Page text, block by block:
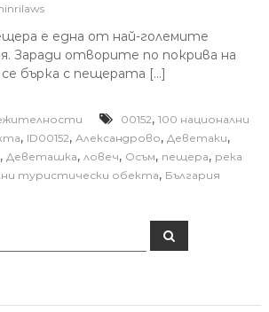
е една от най-големите
Заради отворите по покрива на
бърка с пещерата […]
00152, 100 национални
, ID00152, Александрово, Деветаки,
, Деветашка, ловеч, Осъм, пещера, река
туристически обекта, България
Т
ъ
е